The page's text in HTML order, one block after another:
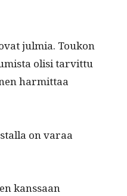
jul­mia. Toukon
olisi tarvit­tu
har­mit­taa
on varaa
kanssaan